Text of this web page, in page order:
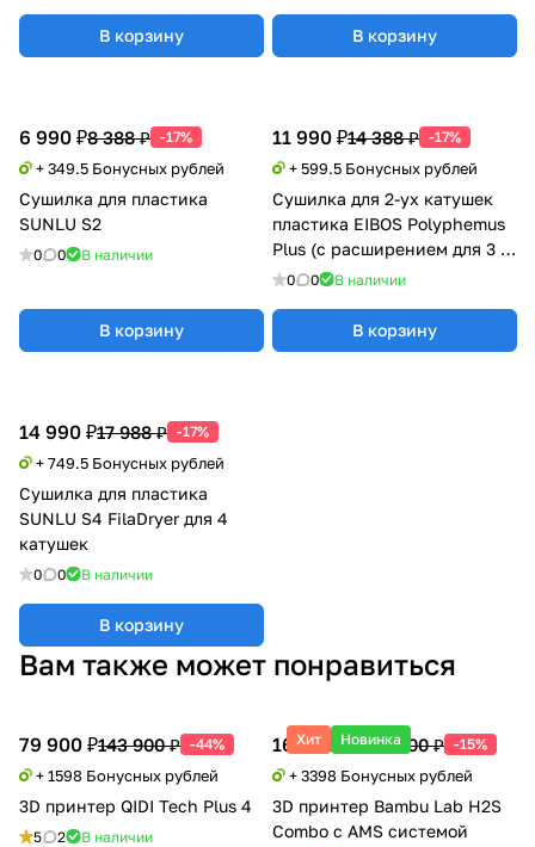
В корзину В корзину
6 990 ₽8 388 ₽ -17%
+ 349.5 Бонусных рублей
Сушилка для пластика
SUNLU S2
0 0 В наличии
В корзину
11 990 ₽14 388 ₽ -17%
+ 599.5 Бонусных рублей
Сушилка для 2-ух катушек
пластика EIBOS Polyphemus
Plus (с расширением для 3 кг
катушки)
0 0 В наличии
В корзину
14 990 ₽17 988 ₽ -17%
+ 749.5 Бонусных рублей
Сушилка для пластика
SUNLU S4 FilaDryer для 4
катушек
0 0 В наличии
В корзину
Вам также может понравиться
79 900 ₽143 900 ₽ -44%
+ 1598 Бонусных рублей
3D принтер QIDI Tech Plus 4
5 2 В наличии
Хит Новинка
169 900 ₽199 500 ₽ -15%
+ 3398 Бонусных рублей
3D принтер Bambu Lab H2S
Combo с AMS системой